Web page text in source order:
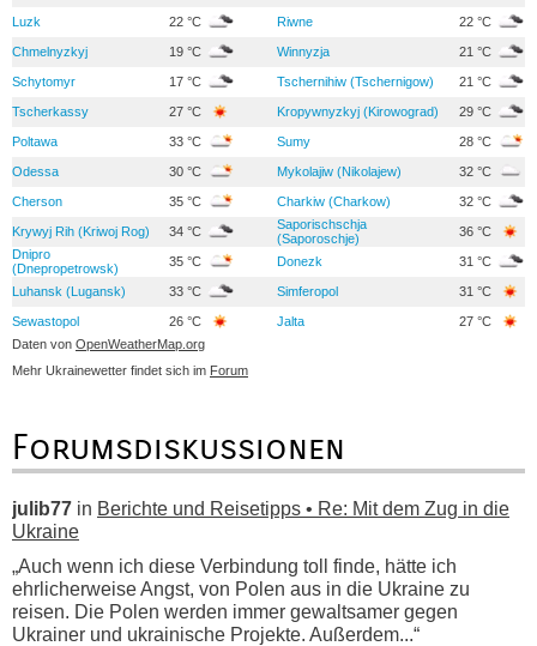
Luzk 22 °C Riwne 22 °C
Chmelnyzkyj 19 °C Winnyzja 21 °C
Schytomyr 17 °C Tschernihiw (Tschernigow) 21 °C
Tscherkassy 27 °C Kropywnyzkyj (Kirowograd) 29 °C
Poltawa 33 °C Sumy 28 °C
Odessa 30 °C Mykolajiw (Nikolajew) 32 °C
Cherson 35 °C Charkiw (Charkow) 32 °C
Krywyj Rih (Kriwoj Rog) 34 °C
Saporischschja
(Saporoschje)
36 °C
Dnipro
(Dnepropetrowsk)
35 °C Donezk 31 °C
Luhansk (Lugansk) 33 °C Simferopol 31 °C
Sewastopol 26 °C Jalta
27 °C
Daten von OpenWeatherMap.org
Mehr Ukrainewetter findet sich im Forum
Forumsdiskussionen
julib77 in Berichte und Reisetipps • Re: Mit dem Zug in die
Ukraine
„Auch wenn ich diese Verbindung toll finde, hätte ich
ehrlicherweise Angst, von Polen aus in die Ukraine zu
reisen. Die Polen werden immer gewaltsamer gegen
Ukrainer und ukrainische Projekte. Außerdem...“